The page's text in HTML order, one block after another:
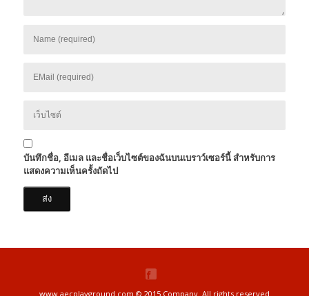
บันทึกชื่อ, อีเมล และชื่อเว็บไซต์ของฉันบนเบราว์เซอร์นี้ สำหรับการ
แสดงความเห็นครั้งถัดไป
www.aecplayground.com © 2015 Company. All rights reserved